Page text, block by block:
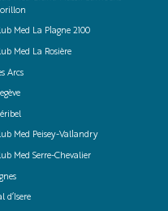
Med La Plagne 2100
Med La Rosière
Arcs
Med Peisey-Vallandry
Med Serre-Chevalier
d’Isere